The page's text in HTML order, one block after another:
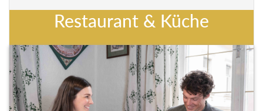
Restaurant & Küche